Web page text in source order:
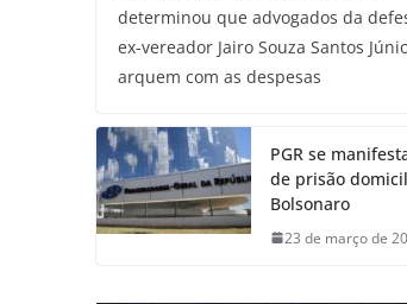
determinou que advogados da
ex-vereador Jairo Souza Santos
arquem com as despesas
PGR se
de prisão
Bolsonaro
23 de março de